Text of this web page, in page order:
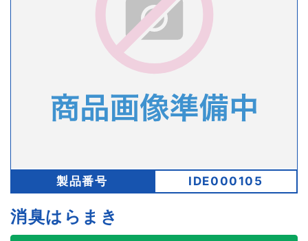
製品番号 IDE000105
消臭はらまき